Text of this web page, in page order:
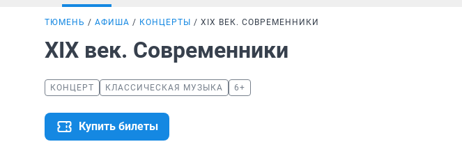
ТЮМЕНЬ АФИША КОНЦЕРТЫ XIX ВЕК. СОВРЕМЕННИКИ
XIX век. Современники
КОНЦЕРТ КЛАССИЧЕСКАЯ МУЗЫКА 6+
Купить билеты